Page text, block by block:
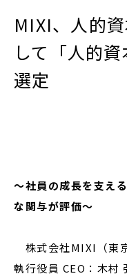
MIXI、人的
して「人的
選定
～社員の成長を支え
な関与が評価～
株式会社MIXI（東
執行役員 CEO：木村
2026年